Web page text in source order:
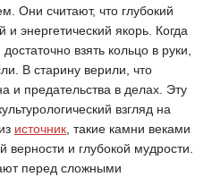
Они считают, что глубокий
и энергетический якорь. Когда
взять кольцо в руки,
В старину верили, что
и предательства в делах. Эту
взгляд на
источник , такие камни веками
и глубокой мудрости.
перед сложными